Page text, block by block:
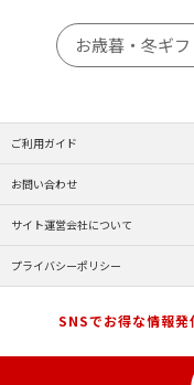
お歳暮・冬ギ
ご利用ガイド
お問い合わせ
サイト運営会社について
プライバシーポリシー
SNSでお得な情報発